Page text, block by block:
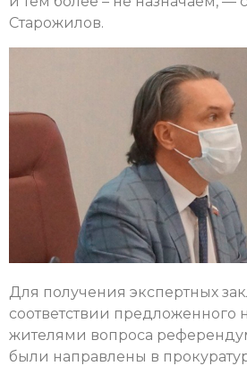
Старожилов.
Для получения экспертных
соответствии предложенного
жителями вопроса
были направлены в